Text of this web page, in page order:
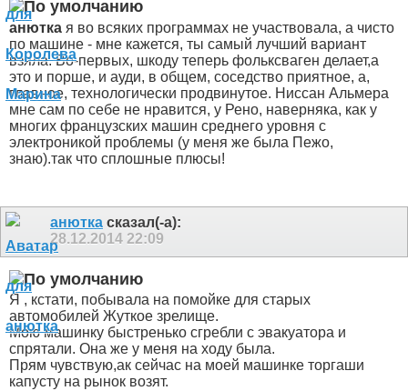
анютка я во всяких программах не участвовала, а чисто
по машине - мне кажется, ты самый лучший вариант
взяла. Во-первых, шкоду теперь фольксваген делает,а
это и порше, и ауди, в общем, соседство приятное, а,
главное, технологически продвинутое. Ниссан Альмера
мне сам по себе не нравится, у Рено, наверняка, как у
многих французских машин среднего уровня с
электроникой проблемы (у меня же была Пежо,
знаю).так что сплошные плюсы!
анютка сказал(-а):
28.12.2014 22:09
Я , кстати, побывала на помойке для старых
автомобилей Жуткое зрелище.
Мою машинку быстренько сгребли с эвакуатора и
спрятали. Она же у меня на ходу была.
Прям чувствую,ак сейчас на моей машинке торгаши
капусту на рынок возят.